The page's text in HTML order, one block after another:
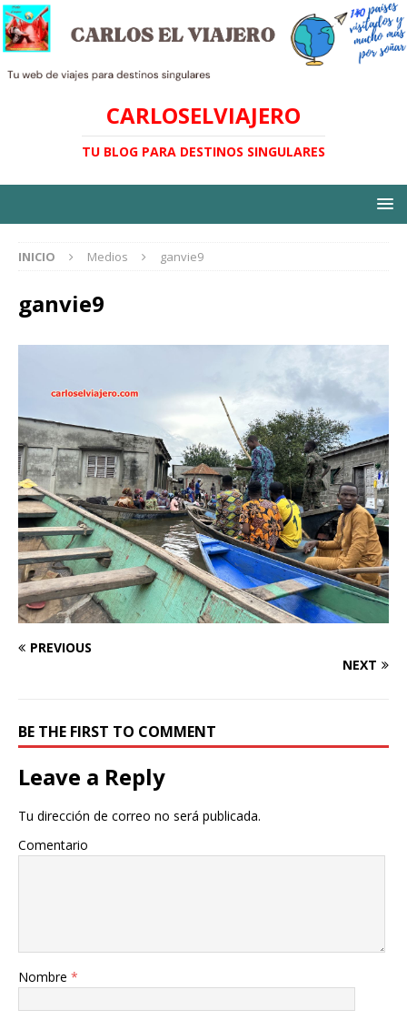
CARLOSELVIAJERO
TU BLOG PARA DESTINOS SINGULARES
INICIO Medios ganvie9
ganvie9
PREVIOUS
NEXT
BE THE FIRST TO COMMENT
Leave a Reply
Tu dirección de correo no será publicada.
Comentario
Nombre *